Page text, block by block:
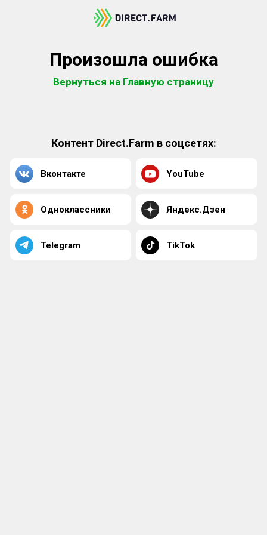
Произошла ошибка
Вернуться на Главную страницу
Контент Direct.Farm в соцсетях:
Вконтакте YouTube
Одноклассники Яндекс.Дзен
Telegram TikTok